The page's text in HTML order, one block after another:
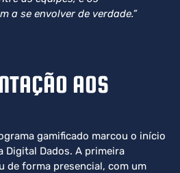
a se envolver de verdade.”
AOS
gamificado marcou o início
Digital Dados. A primeira
de forma presencial, com um